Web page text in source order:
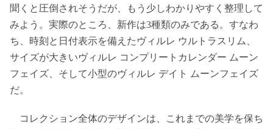
聞くと圧倒されそうだが、もう少しわかりやすく整理して
みよう。実際のところ、新作は3種類のみである。すなわ
ち、時刻と日付表示を備えたヴィルレ ウルトラスリム、
サイズが大きいヴィルレ コンプリートカレンダー ムーン
フェイズ、そして小型のヴィルレ デイト ムーンフェイズ
だ。
コレクション全体のデザインは、これまでの美学を保ち